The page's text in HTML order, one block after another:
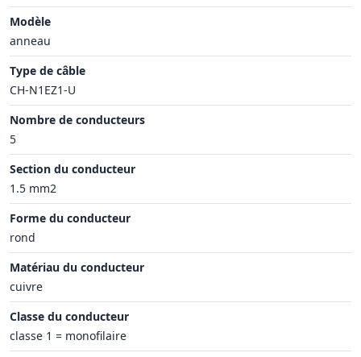
Modèle
anneau
Type de câble
CH-N1EZ1-U
Nombre de conducteurs
5
Section du conducteur
1.5 mm2
Forme du conducteur
rond
Matériau du conducteur
cuivre
Classe du conducteur
classe 1 = monofilaire